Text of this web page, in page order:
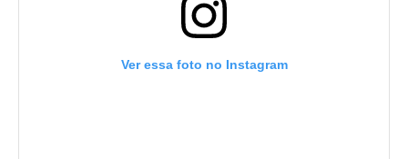
Ver essa foto no Instagram